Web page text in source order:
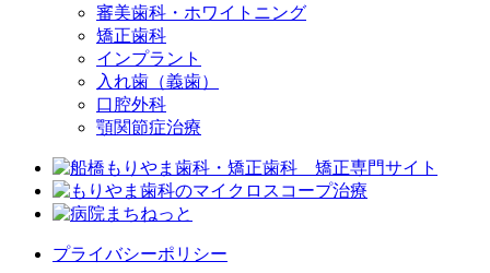
審美歯科・ホワイトニング
矯正歯科
インプラント
入れ歯（義歯）
口腔外科
顎関節症治療
プライバシーポリシー